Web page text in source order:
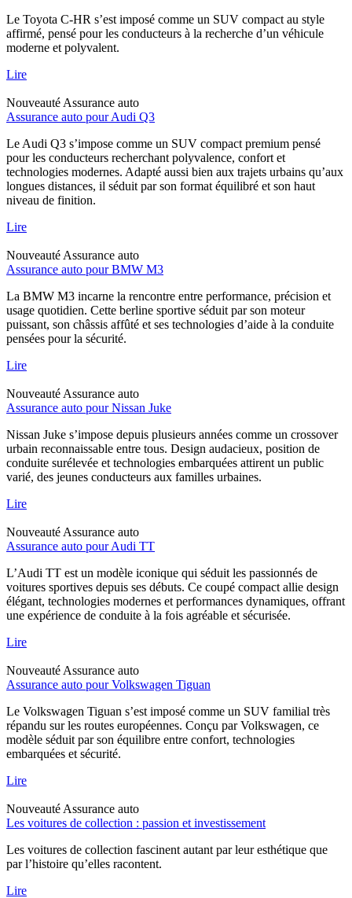
Le Toyota C-HR s’est imposé comme un SUV compact au style
affirmé, pensé pour les conducteurs à la recherche d’un véhicule
moderne et polyvalent.
Lire
Nouveauté Assurance auto
Assurance auto pour Audi Q3
Le Audi Q3 s’impose comme un SUV compact premium pensé
pour les conducteurs recherchant polyvalence, confort et
technologies modernes. Adapté aussi bien aux trajets urbains qu’aux
longues distances, il séduit par son format équilibré et son haut
niveau de finition.
Lire
Nouveauté Assurance auto
Assurance auto pour BMW M3
La BMW M3 incarne la rencontre entre performance, précision et
usage quotidien. Cette berline sportive séduit par son moteur
puissant, son châssis affûté et ses technologies d’aide à la conduite
pensées pour la sécurité.
Lire
Nouveauté Assurance auto
Assurance auto pour Nissan Juke
Nissan Juke s’impose depuis plusieurs années comme un crossover
urbain reconnaissable entre tous. Design audacieux, position de
conduite surélevée et technologies embarquées attirent un public
varié, des jeunes conducteurs aux familles urbaines.
Lire
Nouveauté Assurance auto
Assurance auto pour Audi TT
L’Audi TT est un modèle iconique qui séduit les passionnés de
voitures sportives depuis ses débuts. Ce coupé compact allie design
élégant, technologies modernes et performances dynamiques, offrant
une expérience de conduite à la fois agréable et sécurisée.
Lire
Nouveauté Assurance auto
Assurance auto pour Volkswagen Tiguan
Le Volkswagen Tiguan s’est imposé comme un SUV familial très
répandu sur les routes européennes. Conçu par Volkswagen, ce
modèle séduit par son équilibre entre confort, technologies
embarquées et sécurité.
Lire
Nouveauté Assurance auto
Les voitures de collection : passion et investissement
Les voitures de collection fascinent autant par leur esthétique que
par l’histoire qu’elles racontent.
Lire